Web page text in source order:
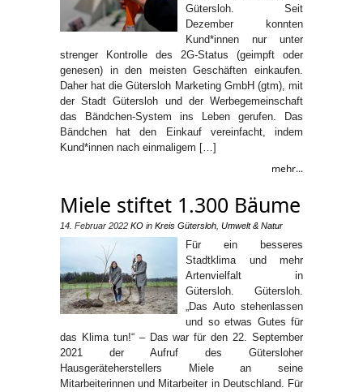
Gütersloh. Seit
Dezember konnten
Kund*innen nur unter
strenger Kontrolle des 2G-Status (geimpft oder
genesen) in den meisten Geschäften einkaufen.
Daher hat die Gütersloh Marketing GmbH (gtm), mit
der Stadt Gütersloh und der Werbegemeinschaft
das Bändchen-System ins Leben gerufen. Das
Bändchen hat den Einkauf vereinfacht, indem
Kund*innen nach einmaligem […]
mehr...
Miele stiftet 1.300 Bäume
14. Februar 2022 KO in Kreis Gütersloh Umwelt & Natur
Für ein besseres
Stadtklima und mehr
Artenvielfalt in
Gütersloh. Gütersloh.
„Das Auto stehenlassen
und so etwas Gutes für
das Klima tun!“ – Das war für den 22. September
2021 der Aufruf des Gütersloher
Hausgeräteherstellers Miele an seine
Mitarbeiterinnen und Mitarbeiter in Deutschland. Für